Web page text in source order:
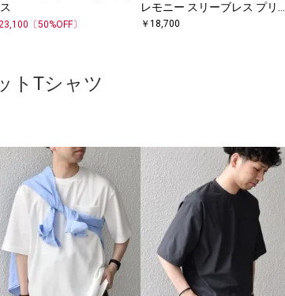
〔50%OFF〕
レモニー スリーブレス プリー
ツ ドレス
￥ 18,700
トTシャツ